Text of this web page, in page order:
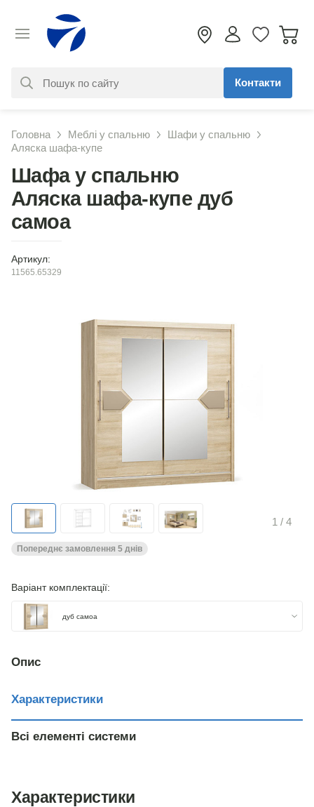
знайдено. Уточніть свій запит
Контакти
Головна Меблі у спальню
Шафи у спальню
Аляска шафа-купе
Шафа у спальню
Аляска шафа-купе дуб
самоа
Артикул:
11565.65329
1 / 4
Попереднє замовлення 5 днів
Варіант комплектації:
дуб самоа
Опис
Характеристики
Всі елементі системи
Характеристики